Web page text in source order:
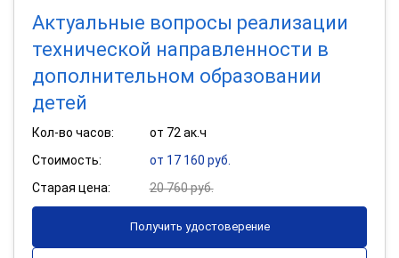
Актуальные вопросы реализации
технической направленности в
дополнительном образовании
детей
Кол-во часов:
от 72 ак.ч
Стоимость:
от 17 160 руб.
Старая цена:
20 760 руб.
Получить удостоверение